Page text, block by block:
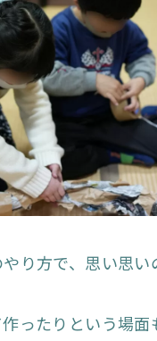
り方で、思い思い
ったりという場